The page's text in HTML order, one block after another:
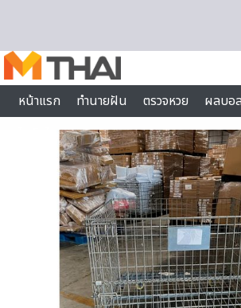
หน้าแรก
ทำนายฝัน ตรวจหวย ผลบอล
ไลฟ์สไตล์